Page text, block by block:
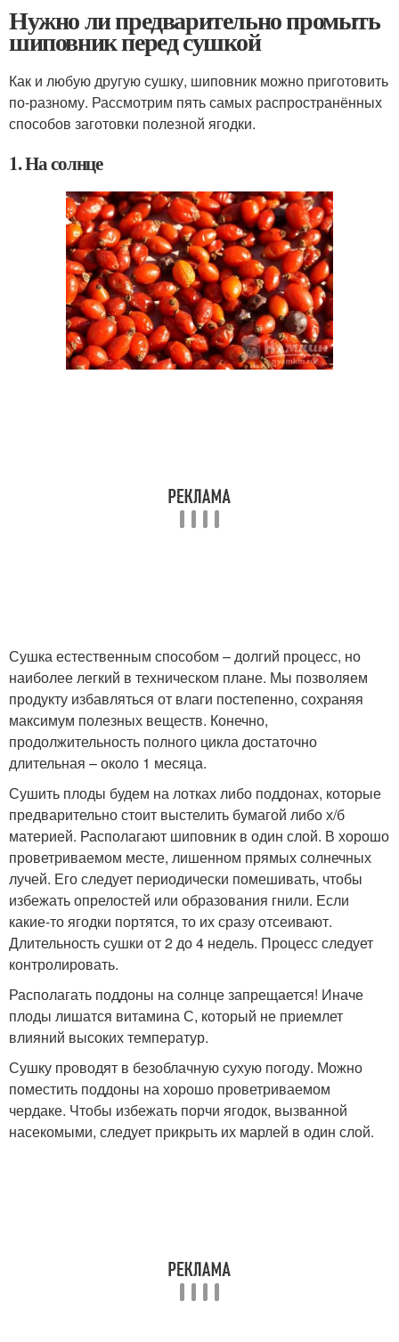
Нужно ли предварительно промыть
шиповник перед сушкой
Как и любую другую сушку, шиповник можно приготовить
по-разному. Рассмотрим пять самых распространённых
способов заготовки полезной ягодки.
1. На солнце
Сушка естественным способом – долгий процесс, но
наиболее легкий в техническом плане. Мы позволяем
продукту избавляться от влаги постепенно, сохраняя
максимум полезных веществ. Конечно,
продолжительность полного цикла достаточно
длительная – около 1 месяца.
Сушить плоды будем на лотках либо поддонах, которые
предварительно стоит выстелить бумагой либо х/б
материей. Располагают шиповник в один слой. В хорошо
проветриваемом месте, лишенном прямых солнечных
лучей. Его следует периодически помешивать, чтобы
избежать опрелостей или образования гнили. Если
какие-то ягодки портятся, то их сразу отсеивают.
Длительность сушки от 2 до 4 недель. Процесс следует
контролировать.
Располагать поддоны на солнце запрещается! Иначе
плоды лишатся витамина С, который не приемлет
влияний высоких температур.
Сушку проводят в безоблачную сухую погоду. Можно
поместить поддоны на хорошо проветриваемом
чердаке. Чтобы избежать порчи ягодок, вызванной
насекомыми, следует прикрыть их марлей в один слой.